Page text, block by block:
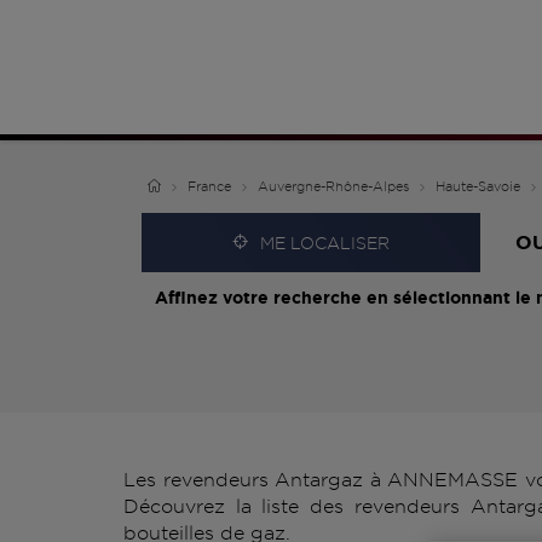
France Auvergne-Rhône-Alpes Haute-Savoie
ME LOCALISER
Affinez votre recherche en sélectionnant le
Les revendeurs Antargaz à ANNEMASSE
Découvrez la liste des revendeurs
bouteilles de gaz.